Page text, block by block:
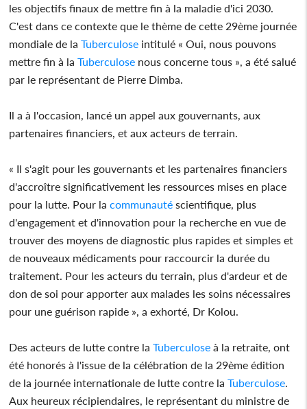
les objectifs finaux de mettre fin à la maladie d'ici 2030.
C'est dans ce contexte que le thème de cette 29ème journée
mondiale de laTuberculose intitulé « Oui, nous pouvons
mettre fin à laTuberculose nous concerne tous », a été salué
par le représentant de Pierre Dimba.
Il a à l'occasion, lancé un appel aux gouvernants, aux
partenaires financiers, et aux acteurs de terrain.
« Il s'agit pour les gouvernants et les partenaires financiers
d'accroître significativement les ressources mises en place
pour la lutte. Pour la communauté scientifique, plus
d'engagement et d'innovation pour la recherche en vue de
trouver des moyens de diagnostic plus rapides et simples et
de nouveaux médicaments pour raccourcir la durée du
traitement. Pour les acteurs du terrain, plus d'ardeur et de
don de soi pour apporter aux malades les soins nécessaires
pour une guérison rapide », a exhorté, Dr Kolou.
Des acteurs de lutte contre laTuberculose à la retraite, ont
été honorés à l'issue de la célébration de la 29ème édition
de la journée internationale de lutte contre laTuberculose
Aux heureux récipiendaires, le représentant du ministre de